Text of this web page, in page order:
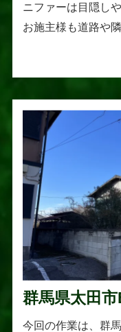
ニファーは目隠し
お施主様も道路や
群馬県太田
伐採作業
今回の作業は、群